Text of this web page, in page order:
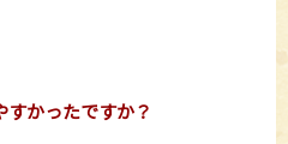
かったですか？